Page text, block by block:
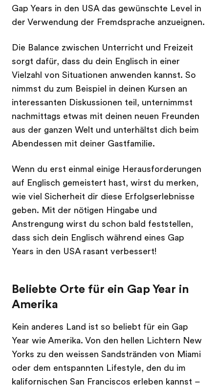
Gap Years in den USA das gewünschte Level in
der Verwendung der Fremdsprache anzueignen.
Die Balance zwischen Unterricht und Freizeit
sorgt dafür, dass du dein Englisch in einer
Vielzahl von Situationen anwenden kannst. So
nimmst du zum Beispiel in deinen Kursen an
interessanten Diskussionen teil, unternimmst
nachmittags etwas mit deinen neuen Freunden
aus der ganzen Welt und unterhältst dich beim
Abendessen mit deiner Gastfamilie.
Wenn du erst einmal einige Herausforderungen
auf Englisch gemeistert hast, wirst du merken,
wie viel Sicherheit dir diese Erfolgserlebnisse
geben. Mit der nötigen Hingabe und
Anstrengung wirst du schon bald feststellen,
dass sich dein Englisch während eines Gap
Years in den USA rasant verbessert!
Beliebte Orte für ein Gap Year in
Amerika
Kein anderes Land ist so beliebt für ein Gap
Year wie Amerika. Von den hellen Lichtern New
Yorks zu den weissen Sandstränden von Miami
oder dem entspannten Lifestyle, den du im
kalifornischen San Franciscos erleben kannst –